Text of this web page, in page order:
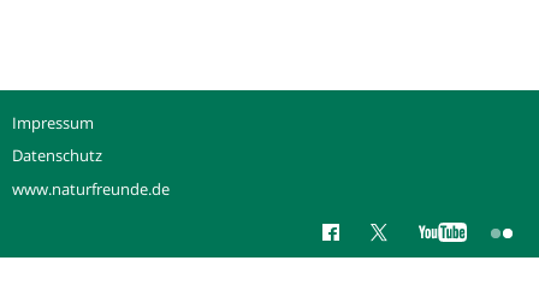
Impressum
Datenschutz
www.naturfreunde.de